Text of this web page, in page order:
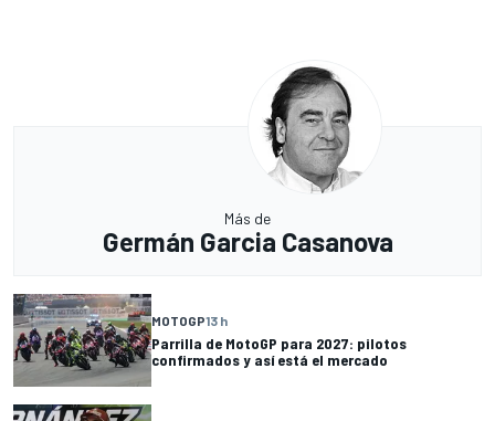
Más de
Germán Garcia Casanova
MOTOGP13 h
Parrilla de MotoGP para 2027: pilotos
confirmados y así está el mercado